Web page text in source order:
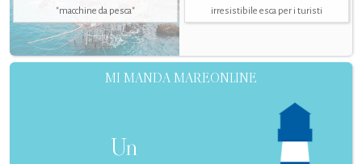
"macchine da pesca"
irresistibile esca per i turisti
MI MANDA MAREONLINE
Un